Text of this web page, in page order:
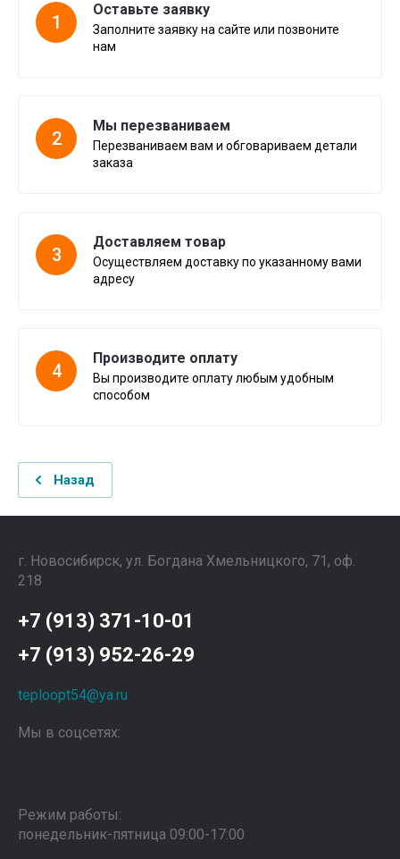
1
Оставьте заявку
Заполните заявку на сайте или позвоните
нам
2
Мы перезваниваем
Перезваниваем вам и обговариваем детали
заказа
3
Доставляем товар
Осуществляем доставку по указанному вами
адресу
4
Производите оплату
Вы производите оплату любым удобным
способом
Назад
г. Новосибирск, ул. Богдана Хмельницкого, 71, оф.
218
+7 (913) 371-10-01
+7 (913) 952-26-29
teploopt54@ya.ru
Мы в соцсетях:
Режим работы:
понедельник-пятница 09:00-17:00